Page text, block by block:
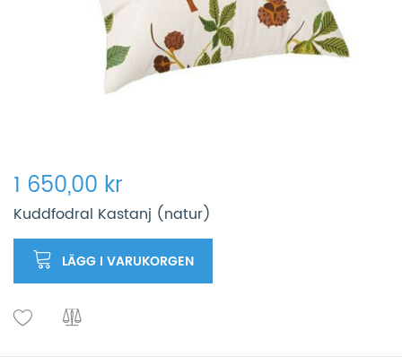
1 650,00 kr
Kuddfodral Kastanj (natur)
LÄGG I VARUKORGEN